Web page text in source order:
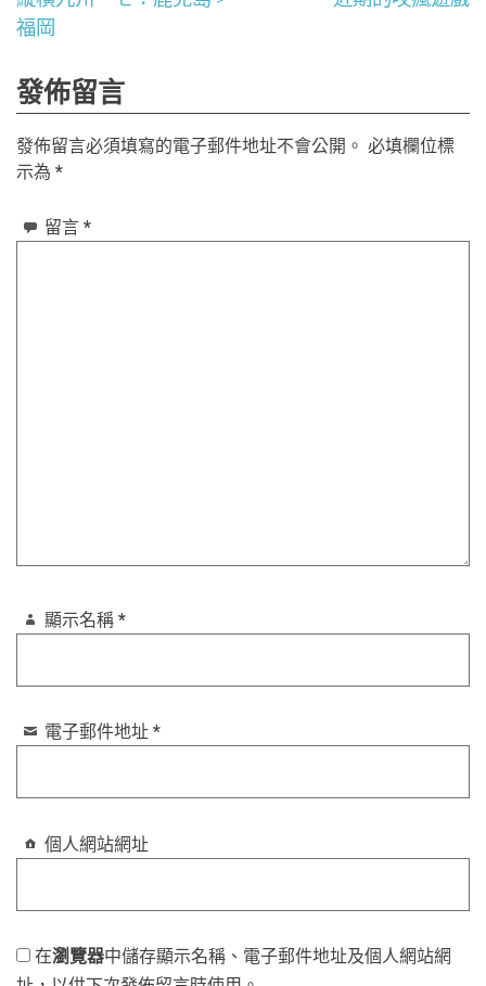
導
覽
福岡
發佈留言
發佈留言必須填寫的電子郵件地址不會公開。 必填欄位標
示為 *
留言 *
顯示名稱 *
電子郵件地址 *
個人網站網址
在瀏覽器中儲存顯示名稱、電子郵件地址及個人網站網